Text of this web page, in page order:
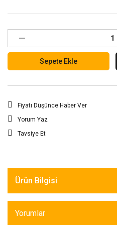
Sepete Ekle
Fiyatı Düşünce Haber Ver
Yorum Yaz
Tavsiye Et
Ürün Bilgisi
Yorumlar